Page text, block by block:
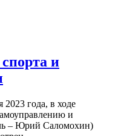
и
2023 года, в ходе
и
– Юрий Саломохин)